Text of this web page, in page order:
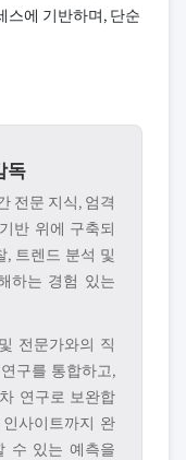
스에 기반하며, 단순
독
전문 지식, 엄격
반 위에 구축되
, 트렌드 분석 및
하는 경험 있는
전문가와의 직
구를 통합하고,
연구로 보완합
사이트까지 완
수 있는 예측을